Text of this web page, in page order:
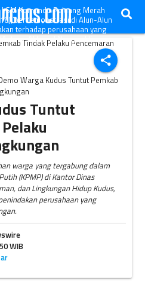
share
Komando Pejuang Merah
berdemonstrasi di Alun-Alun
terhadap perusahaan yang
Akhmad Nazaruddin
Warga Kudus Tuntut Pemkab
Tuntut
warga yang tergabung dalam
(KPMP) di Kantor Dinas
dan Lingkungan Hidup Kudus,
perusahaan yang
WIB